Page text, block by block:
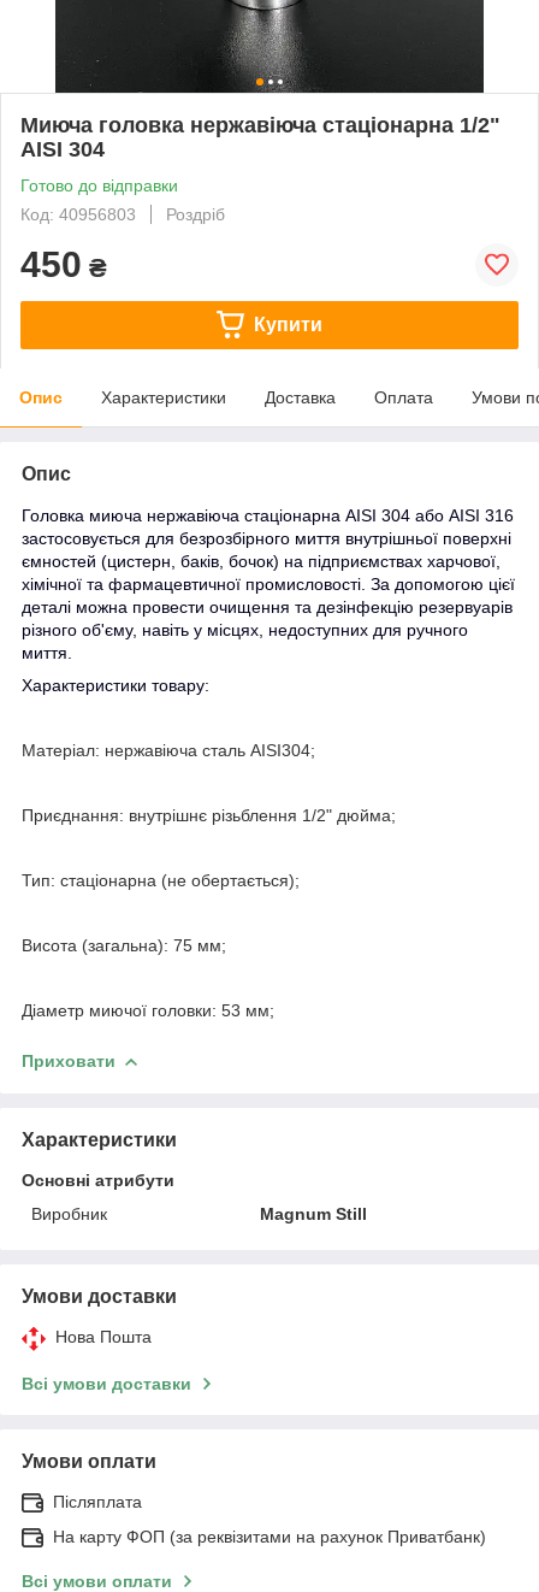
Миюча головка нержавіюча стаціонарна 1/2"
AISI 304
Готово до відправки
Код: 40956803
Роздріб
450 ₴
Купити
Опис Характеристики Доставка Оплата Умови
Опис
Головка миюча нержавіюча стаціонарна AISI 304 або AISI 316
застосовується для безрозбірного миття внутрішньої поверхні
ємностей (цистерн, баків, бочок) на підприємствах харчової,
хімічної та фармацевтичної промисловості. За допомогою цієї
деталі можна провести очищення та дезінфекцію резервуарів
різного об'єму, навіть у місцях, недоступних для ручного
миття.
Характеристики товару:
Матеріал: нержавіюча сталь AISI304;
Приєднання: внутрішнє різьблення 1/2" дюйма;
Тип: стаціонарна (не обертається);
Висота (загальна): 75 мм;
Діаметр миючої головки: 53 мм;
Приховати
Характеристики
Основні атрибути
Виробник
Magnum Still
Умови доставки
Нова Пошта
Всі умови доставки
Умови оплати
Післяплата
На карту ФОП (за реквізитами на рахунок Приватбанк)
Всі умови оплати